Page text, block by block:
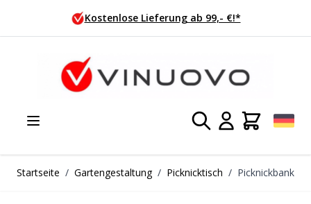
Zum Inhalt springen
Kostenlose Lieferung ab 99,- €!*
Startseite / Gartengestaltung / Picknicktisch / Picknickbank